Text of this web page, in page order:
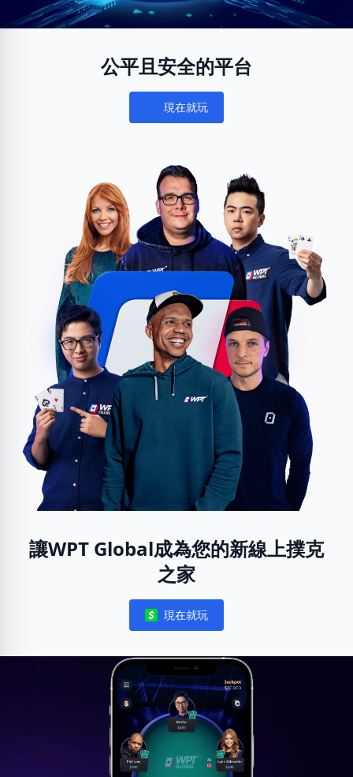
公平且安全的平台
Notifications
現在就玩
讓WPT Global成為您的新線上撲克
之家
Notifications
現在就玩